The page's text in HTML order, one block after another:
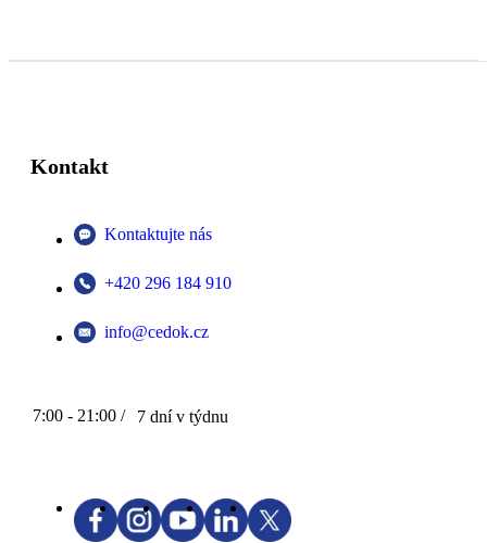
Kontakt
Kontaktujte nás
+420 296 184 910
info@cedok.cz
7:00 - 21:00 / 7 dní v týdnu